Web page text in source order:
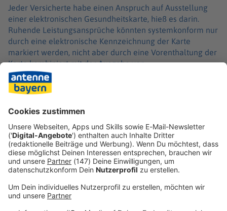
Jeder Versicherte habe einen Anspruch auf Ausstellung
einer elektronischen Gesundheitskarte, hieß es darin.
Ruhende Leistungsansprüche könnten systemkonform nur
durch eine elektronische Kennzeichnung der Karte
markiert werden, nicht aber durch eine Vorenthaltung der
Karte kombiniert mit der Ausgabe von
Berechtigungsscheinen. Zumal diese nicht für die
Inanspruchnahme von ärztlichen oder zahnärztlichen
Leistungen vorgesehen seien, sondern etwa für Heilmittel,
häusliche Krankenpflege oder Haushaltshilfen. Das Urteil